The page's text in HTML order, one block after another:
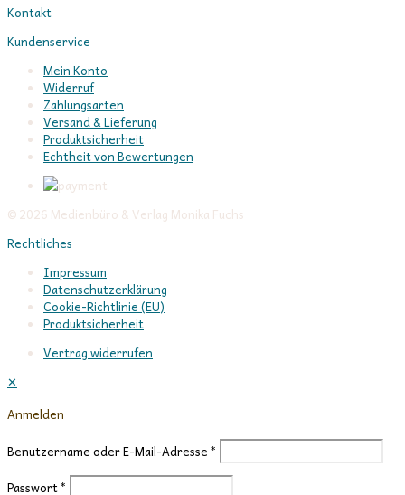
Kontakt
Kundenservice
Mein Konto
Widerruf
Zahlungsarten
Versand & Lieferung
Produktsicherheit
Echtheit von Bewertungen
© 2026 Medienbüro & Verlag Monika Fuchs
Rechtliches
Impressum
Datenschutzerklärung
Cookie-Richtlinie (EU)
Produktsicherheit
Vertrag widerrufen
✕
Anmelden
Benutzername oder E-Mail-Adresse*
Passwort*